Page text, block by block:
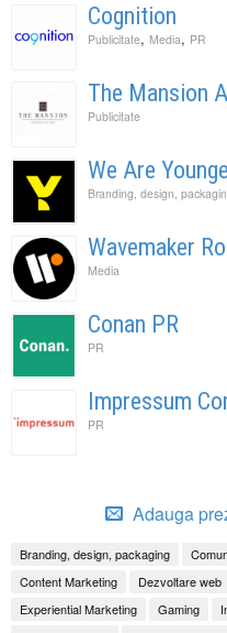
Cognition
Publicitate, Media, PR
The Mansion
Publicitate
We Are
Branding, design,
Wavemaker
Media
Conan PR
PR
Impressum
PR
Adauga
Branding, design, packaging
Content Marketing
Dezvoltare web
Experiential Marketing
Gaming